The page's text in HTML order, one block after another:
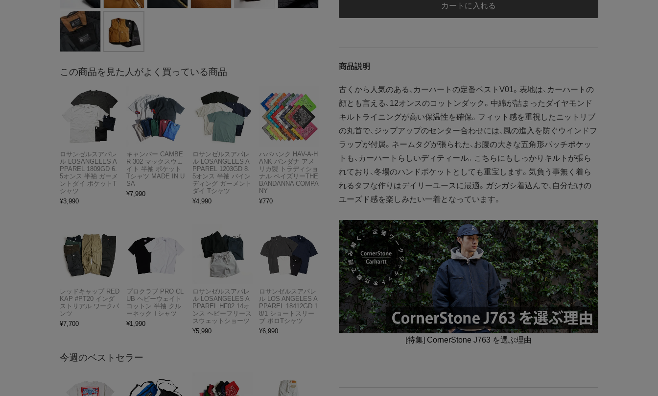
カートに入れる
商品説明
古くから人気のある、カーハートの定番ベストV01。表地は、カーハートの
顔とも言える、12オンスのコットンダック。中綿が詰まったダイヤモンド
キルトライニングが高い保温性を確保。フィット感を重視したニットリブ
の丸首で、ジップアップのセンター合わせには、風の進入を防ぐウインドフ
ラップが付属。ネームタグが張られた、お腹の大きな五角形パッチポケッ
トも、カーハートらしいディティール。こちらにもしっかりキルトが張ら
れており、冬場のハンドポケットとしても重宝します。気負う事無く着ら
れるタフな作りはデイリーユースに最適。ガシガシ着込んで、自分だけの
ユーズド感を楽しみたい一着となっています。
[特集] CornerStone J763 を選ぶ理由
この商品を見た人がよく買っている商品
ロサンゼルスアパレ
ル LOSANGELES A
PPAREL 1809GD 6.
5オンス 半袖 ガーメ
ントダイ ポケットT
シャツ
¥3,990
キャンバー CAMBE
R 302 マックスウェ
イト 半袖 ポケット
Tシャツ MADE IN U
SA
¥7,990
ロサンゼルスアパレ
ル LOSANGELES A
PPAREL 1203GD 8.
5オンス 半袖 バイン
ディング ガーメント
ダイ Tシャツ
¥4,990
ハバハンク HAV-A-H
ANK バンダナ アメ
リカ製 トラディショ
ナル ペイズリーTHE
BANDANNA COMPA
NY
¥770
レッドキャップ RED
KAP #PT20 インダ
ストリアル ワークパ
ンツ
¥7,700
プロクラブ PRO CL
UB ヘビーウェイト
コットン 半袖 クル
ーネック Tシャツ
¥1,990
ロサンゼルスアパレ
ル LOSANGELES A
PPAREL HF02 14オ
ンス ヘビーフリース
スウェットショーツ
¥5,990
ロサンゼルスアパレ
ル LOS ANGELES A
PPAREL 18412GD 1
8/1 ショートスリー
ブ ポロTシャツ
¥6,990
今週のベストセラー